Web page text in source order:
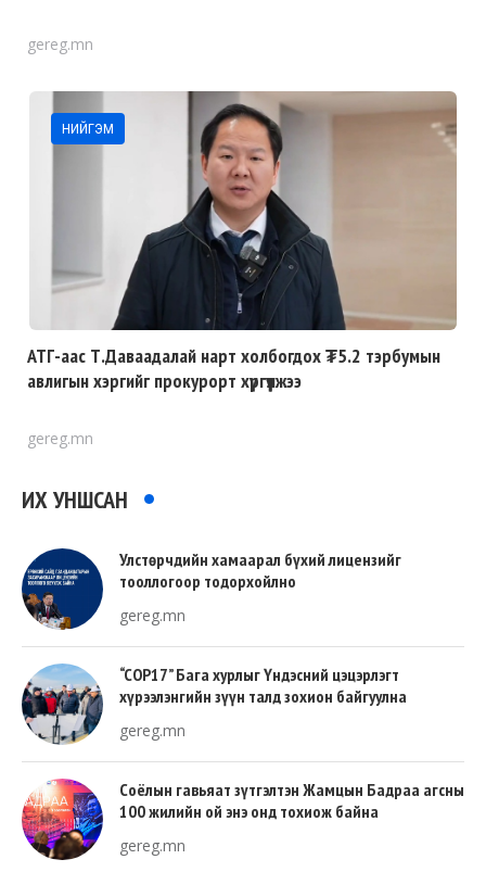
gereg.mn
НИЙГЭМ
АТГ-аас Т.Даваадалай нарт холбогдох ₮5.2 тэрбумын
авлигын хэргийг прокурорт хүргүүлжээ
gereg.mn
ИХ УНШСАН
Улстөрчдийн хамаарал бүхий лицензийг
тооллогоор тодорхойлно
gereg.mn
“COP17” Бага хурлыг Үндэсний цэцэрлэгт
хүрээлэнгийн зүүн талд зохион байгуулна
gereg.mn
Соёлын гавьяат зүтгэлтэн Жамцын Бадраа агсны
100 жилийн ой энэ онд тохиож байна
gereg.mn